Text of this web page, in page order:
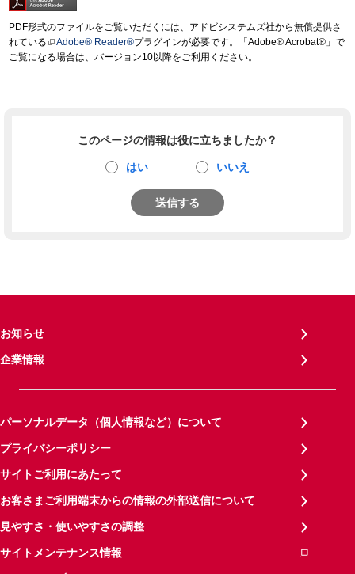
PDF形式のファイルをご覧いただくには、アドビシステムズ社から無償提供さ
れている
Adobe® Reader®プラグインが必要です。「Adobe® Acrobat®」で
ご覧になる場合は、バージョン10以降をご利用ください。
このページの情報は役に立ちましたか？
はい いいえ
送信する
お知らせ
企業情報
パーソナルデータ（個人情報など）について
プライバシーポリシー
サイトご利用にあたって
お客さまご利用端末からの情報の外部送信について
見やすさ・使いやすさの調整
サイトメンテナンス情報